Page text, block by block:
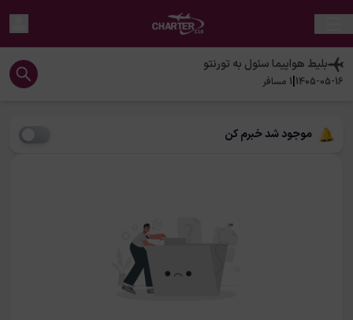
بلیط هواپیماسئول به تورنتو
1405-05-16
|
1 مسافر
موجود شد خبرم کن